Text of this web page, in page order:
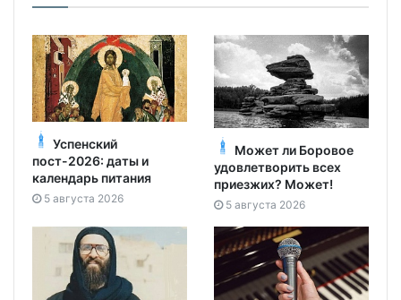
Успенский
пост-2026: даты и
календарь питания
5 августа 2026
Может ли Боровое
удовлетворить всех
приезжих? Может!
5 августа 2026